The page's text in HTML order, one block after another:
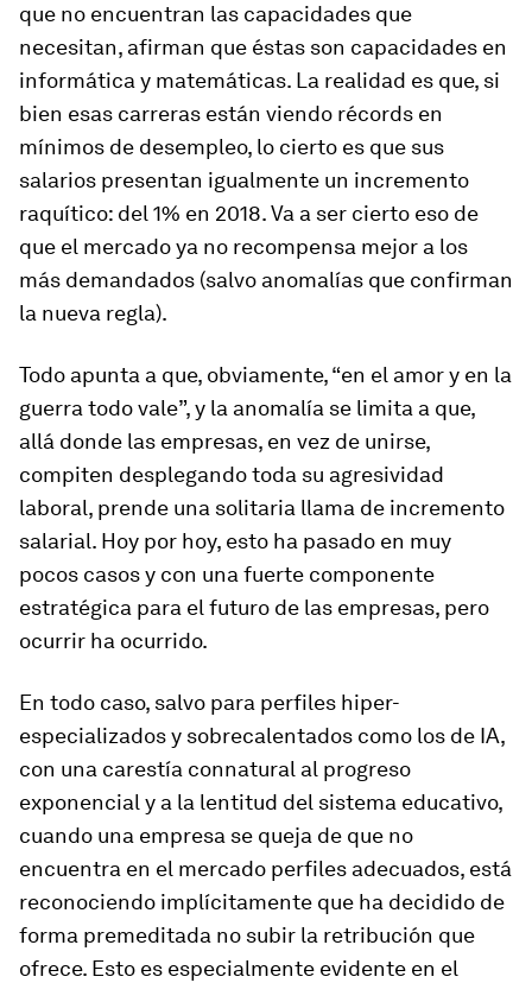
que no encuentran las capacidades que
necesitan, afirman que éstas son capacidades en
informática y matemáticas. La realidad es que, si
bien esas carreras están viendo récords en
mínimos de desempleo, lo cierto es que sus
salarios presentan igualmente un incremento
raquítico: del 1% en 2018. Va a ser cierto eso de
que el mercado ya no recompensa mejor a los
más demandados (salvo anomalías que confirman
la nueva regla).
Todo apunta a que, obviamente, “en el amor y en la
guerra todo vale”, y la anomalía se limita a que,
allá donde las empresas, en vez de unirse,
compiten desplegando toda su agresividad
laboral, prende una solitaria llama de incremento
salarial. Hoy por hoy, esto ha pasado en muy
pocos casos y con una fuerte componente
estratégica para el futuro de las empresas, pero
ocurrir ha ocurrido.
En todo caso, salvo para perfiles hiper-
especializados y sobrecalentados como los de IA,
con una carestía connatural al progreso
exponencial y a la lentitud del sistema educativo,
cuando una empresa se queja de que no
encuentra en el mercado perfiles adecuados, está
reconociendo implícitamente que ha decidido de
forma premeditada no subir la retribución que
ofrece. Esto es especialmente evidente en el